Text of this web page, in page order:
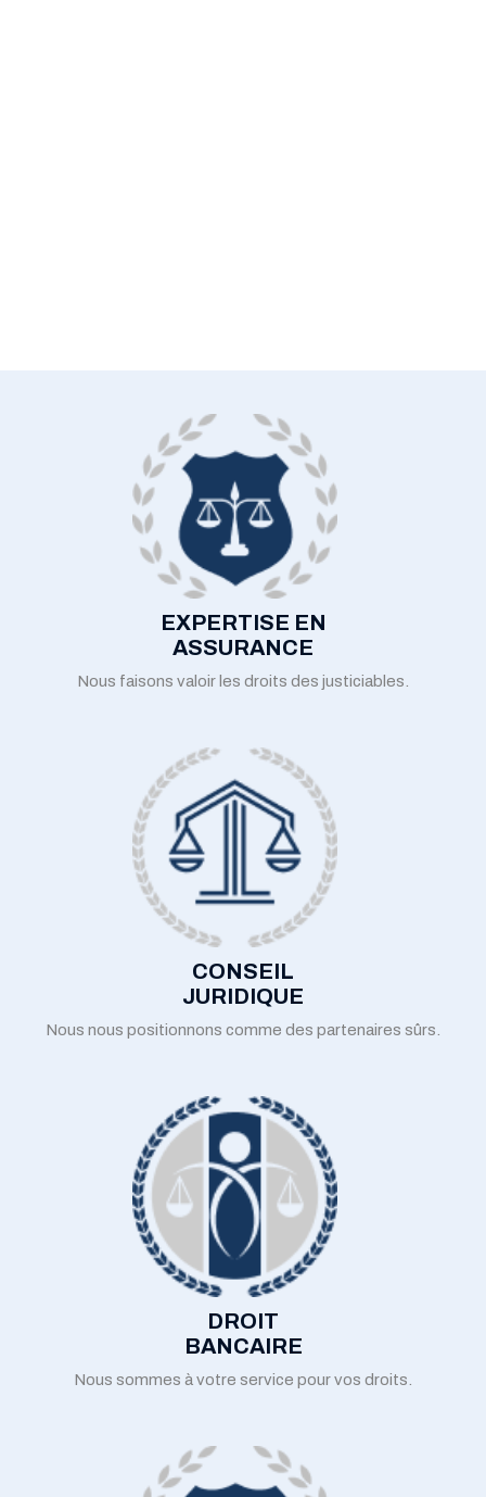
EXPERTISE EN
ASSURANCE
Nous faisons valoir les droits des justiciables.
CONSEIL
JURIDIQUE
Nous nous positionnons comme des partenaires sûrs.
DROIT
BANCAIRE
Nous sommes à votre service pour vos droits.